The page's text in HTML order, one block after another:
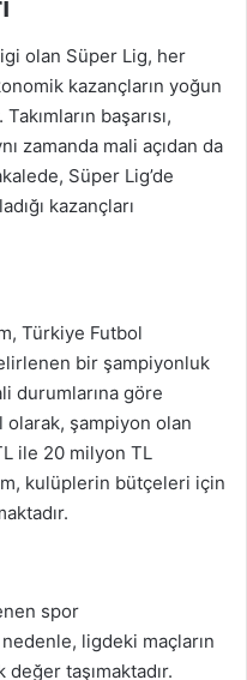
olan Süper Lig, her
kazançların yoğun
başarısı,
zamanda mali açıdan da
Süper Lig’de
kazançları
Türkiye Futbol
bir şampiyonluk
durumlarına göre
şampiyon olan
ile 20 milyon TL
kulüplerin bütçeleri için
spor
ligdeki maçların
taşımaktadır.